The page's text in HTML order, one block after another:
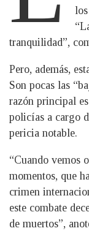
tranquilidad”,
Pero, además,
Son pocas las
razón principal
policías a cargo
pericia notable.
“Cuando vemos
momentos, que
crimen
este combate
de muertos”,